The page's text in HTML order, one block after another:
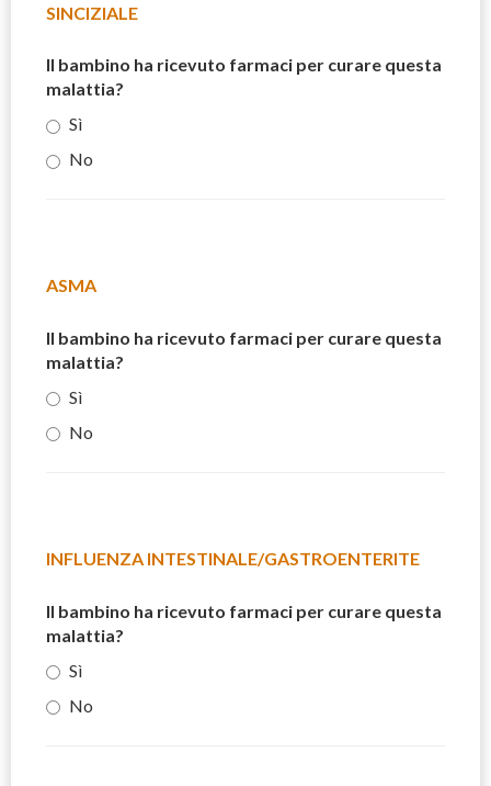
SINCIZIALE
Il bambino ha ricevuto farmaci per curare questa
malattia?
Sì
No
ASMA
Il bambino ha ricevuto farmaci per curare questa
malattia?
Sì
No
INFLUENZA INTESTINALE/GASTROENTERITE
Il bambino ha ricevuto farmaci per curare questa
malattia?
Sì
No